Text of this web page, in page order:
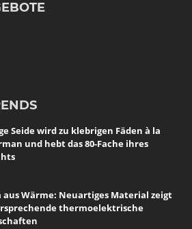
Seide wird zu klebrigen Fäden à la
und hebt das 80-Fache ihres
aus Wärme: Neuartiges Material zeigt
thermoelektrische